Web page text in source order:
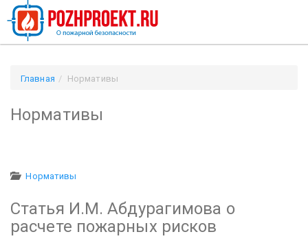
Главная Нормативы
Нормативы
Нормативы
Статья И.М. Абдурагимова о
расчете пожарных рисков